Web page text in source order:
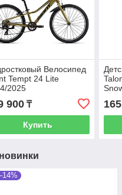
Велосипед
Tempt 24 Lite
2025
900₸
Купить